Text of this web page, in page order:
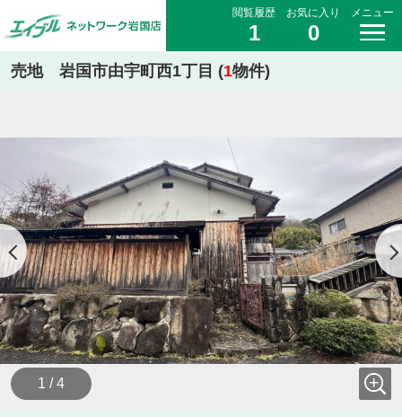
閲覧履歴
1
お気に入り
0
メニュー
売地 岩国市由宇町西1丁目 (1物件)
1 / 4